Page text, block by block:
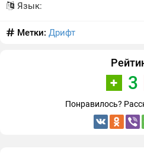
Язык:
Метки: Дрифт
3
Понравилось?